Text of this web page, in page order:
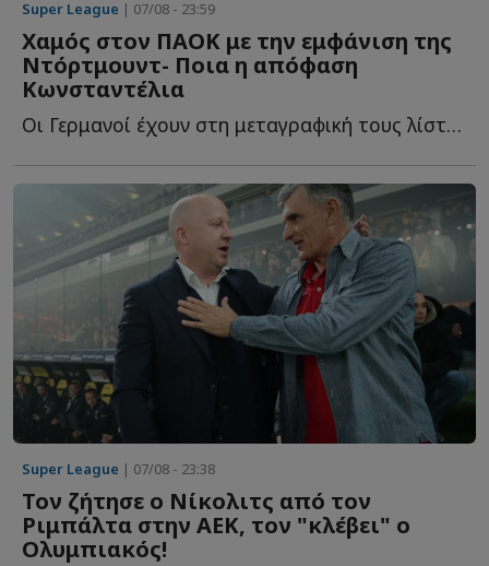
Super League | 07/08 - 23:59
Χαμός στον ΠΑΟΚ με την εμφάνιση της
Ντόρτμουντ- Ποια η απόφαση
Κωνσταντέλια
Οι Γερμανοί έχουν στη μεταγραφική τους λίστα και τον Γ...
Super League | 07/08 - 23:38
Τον ζήτησε ο Νίκολιτς από τον
Ριμπάλτα στην ΑΕΚ, τον "κλέβει" ο
Ολυμπιακός!